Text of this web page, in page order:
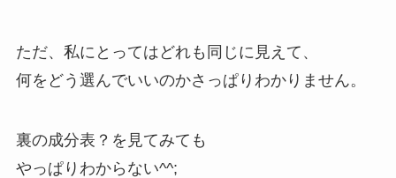
ただ、私にとってはどれも同じに見えて、
何をどう選んでいいのかさっぱりわかりません。
裏の成分表？を見てみても
やっぱりわからない^^;